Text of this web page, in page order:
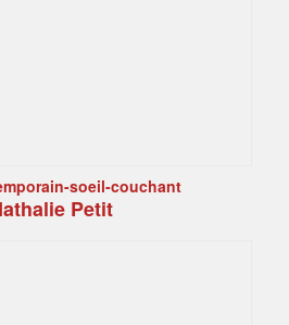
soeil-couchant
Petit